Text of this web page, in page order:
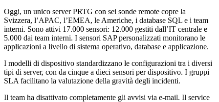
Oggi, un unico server PRTG con sei sonde remote copre la
Svizzera, l’APAC, l’EMEA, le Americhe, i database SQL e i team
interni. Sono attivi 17.000 sensori: 12.000 gestiti dall’IT centrale e
5.000 dai team interni. I sensori SAP personalizzati monitorano le
applicazioni a livello di sistema operativo, database e applicazione.
I modelli di dispositivo standardizzano le configurazioni tra i diversi
tipi di server, con da cinque a dieci sensori per dispositivo. I gruppi
SLA facilitano la valutazione della gravità degli incidenti.
Il team ha disattivato completamente gli avvisi via e-mail. Il service